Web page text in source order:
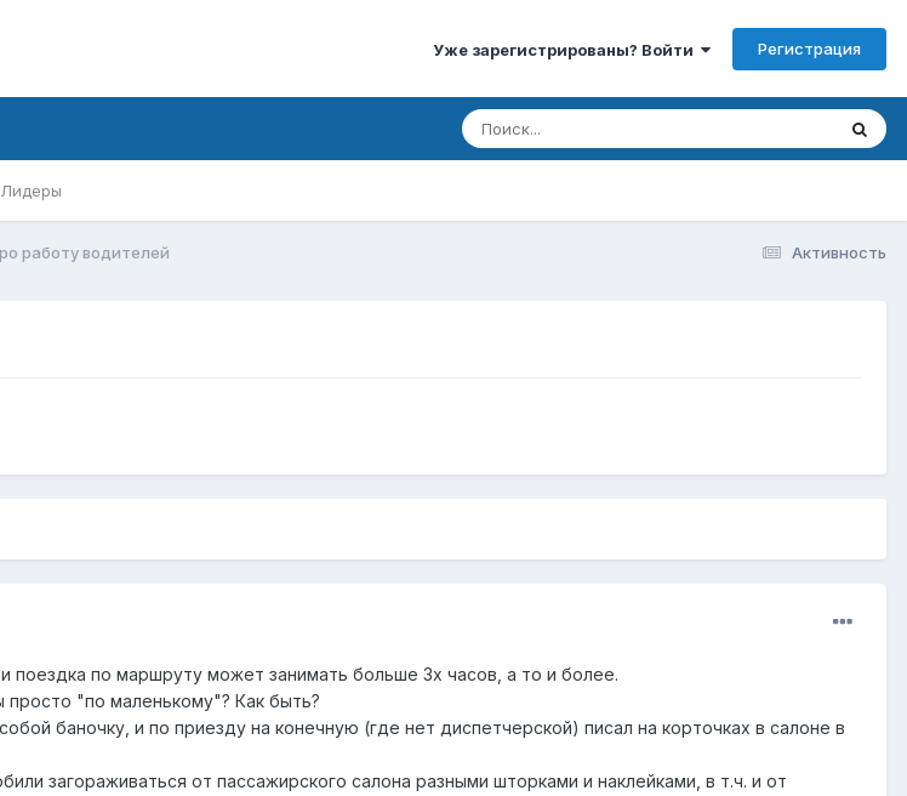
Уже зарегистрированы? Войти Регистрация
Лидеры
Активность
работу водителей
поездка по маршруту может занимать больше 3х часов, а то и более.
просто "по маленькому"? Как быть?
баночку, и по приезду на конечную (где нет диспетчерской) писал на корточках в салоне в
загораживаться от пассажирского салона разными шторками и наклейками, в т.ч. и от